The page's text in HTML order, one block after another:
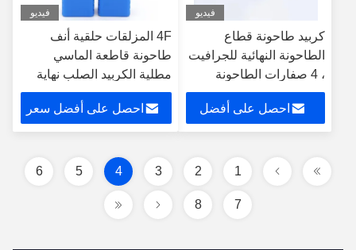
فيديو
كربيد طاحونة قطاع
الطاحونة النهائية للجرافيت
، 4 صفارات الطاحونة
النهائية مع طبقة الماس
احصل على أفضل
فيديو
4F المزلقات حلقية أنف
طاحونة قاطعة الماسي
مطلية الكربيد الصلب نهاية
الطاحونة لأدوات قطع
الكرافيت CNC عالية الدقةاحصل على أفضل سعر
1
2
3
4
5
6
7
8